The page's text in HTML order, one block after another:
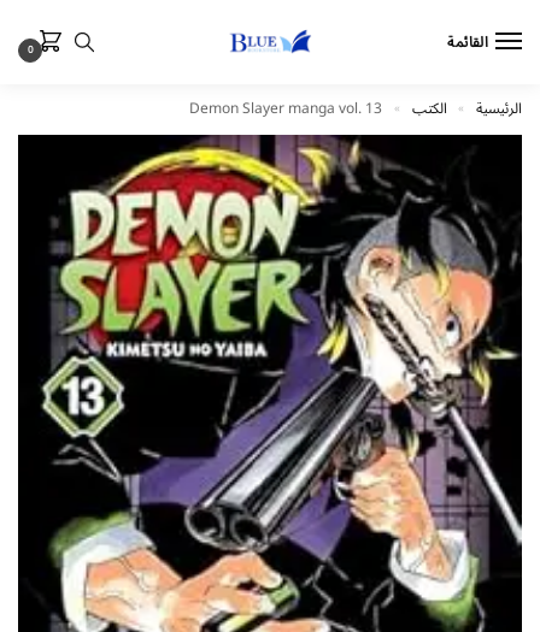
القائمة 0
الرئيسية » الكتب »
Demon Slayer manga vol. 13